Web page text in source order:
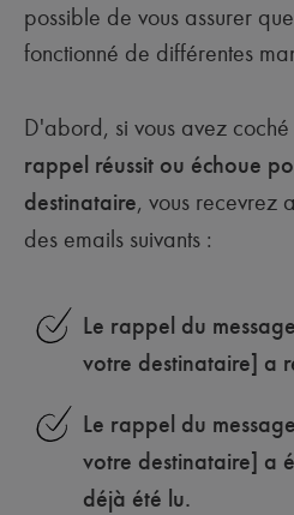
possible de vous assurer
fonctionné de différentes
D'abord, si vous avez
rappel réussit ou échoue
destinataire, vous recevrez
des emails suivants :
Le rappel du
votre destinataire] a
Le rappel du
votre destinataire] a
déjà été lu.